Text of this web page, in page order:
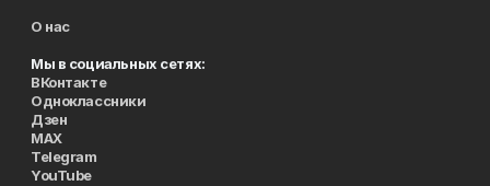
О нас
Мы в социальных сетях:
ВКонтакте
Одноклассники
Дзен
MAX
Telegram
YouTube